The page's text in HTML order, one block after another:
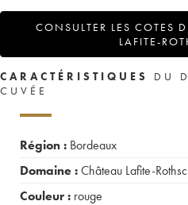
CONSULTER LES COTES
LAFITE-
CARACTÉRISTIQUES
DU
CUVÉE
Région : Bordeaux
Domaine :Château Lafite-
Couleur : rouge